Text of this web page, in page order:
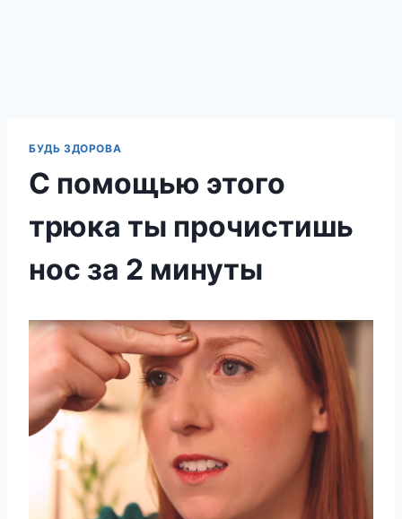
БУДЬ ЗДОРОВА
С помощью этого
трюка ты прочистишь
нос за 2 минуты